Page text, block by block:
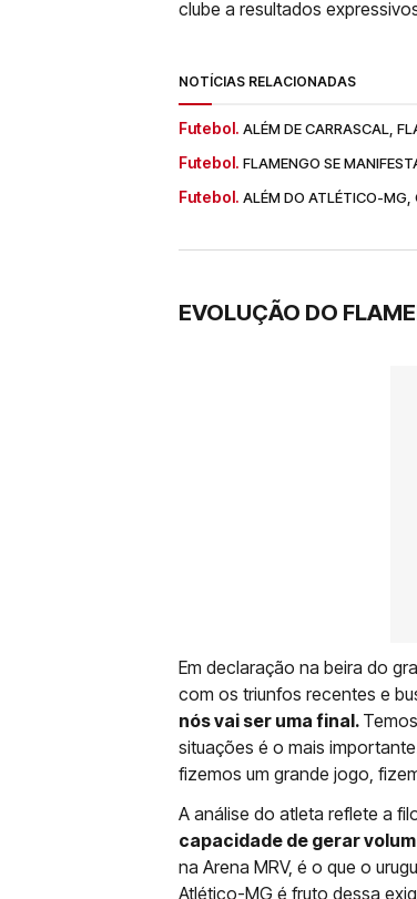
clube a resultados
NOTÍCIAS RELACIONADAS
Futebol. ALÉM DE CARRASCAL,
Futebol. FLAMENGO SE
Futebol. ALÉM DO ATLÉTICO-MG,
EVOLUÇÃO DO
Em declaração na beira do
com os triunfos recentes e
nós vai ser uma final.
situações é o mais
fizemos um grande jogo,
A análise do atleta reflete a
capacidade de gerar
na Arena MRV, é o que o
Atlético-MG é fruto dessa